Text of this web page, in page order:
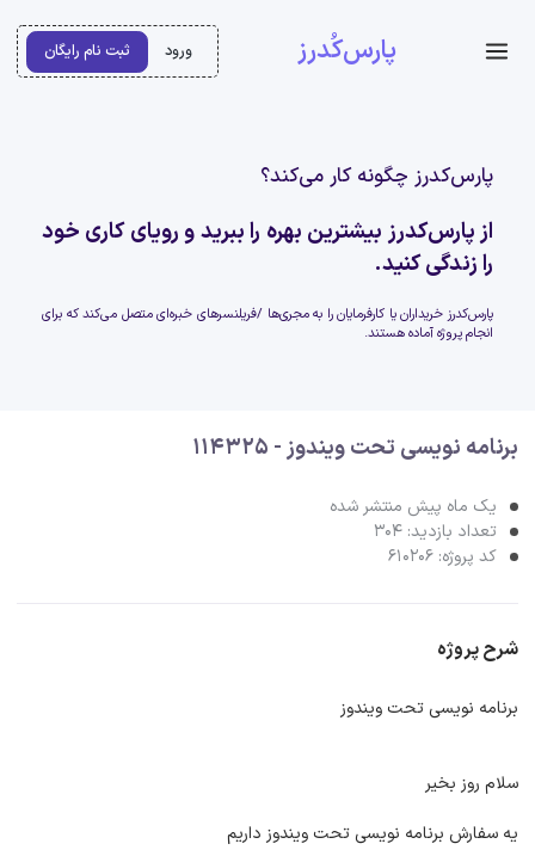
پارس‌کُدرز ورود ثبت نام رایگان
پارس‌کدرز چگونه کار می‌کند؟
از پارس‌کدرز بیشترین بهره را ببرید و رویای کاری خود
را زندگی کنید.
پارس‌کدرز خریداران یا کارفرمایان را به مجری‌ها /فریلنسرهای خبره‌ای متصل می‌کند که برای
انجام پروژه آماده هستند.
برنامه نویسی تحت ویندوز - 114325
یک ماه پیش منتشر شده
تعداد بازدید: 304
کد پروژه: 610206
شرح پروژه
برنامه نویسی تحت ویندوز
سلام روز بخیر
یه سفارش برنامه نویسی تحت ویندوز داریم